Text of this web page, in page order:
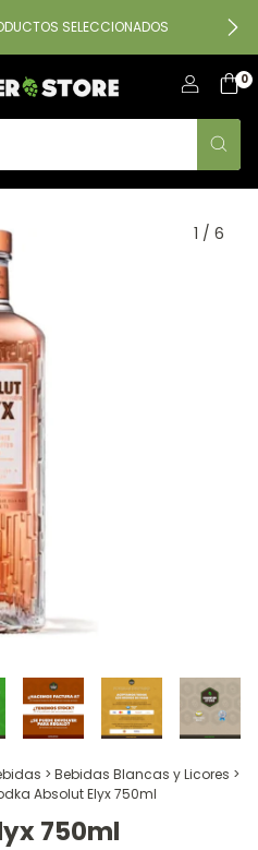
SELECCIONADOS
0
1 / 6
> Bebidas Blancas y Licores >
Absolut Elyx 750ml
750ml